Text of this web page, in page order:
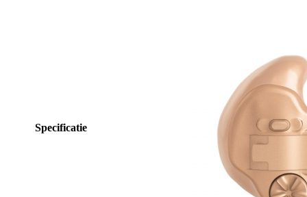
Specificatie